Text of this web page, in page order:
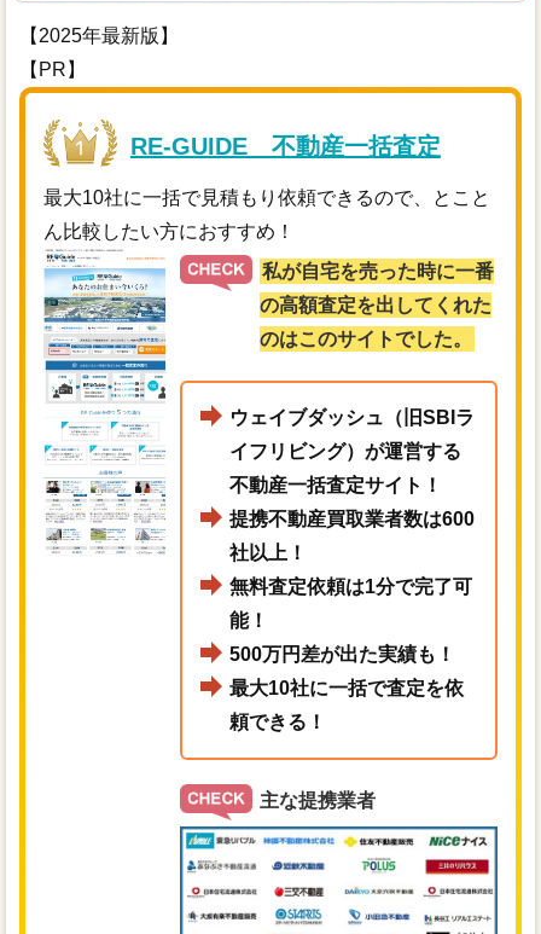
【2025年最新版】
【PR】
RE-GUIDE 不動産一括査定
最大10社に一括で見積もり依頼できるので、とこと
ん比較したい方におすすめ！
私が自宅を売った時に一番
の高額査定を出してくれた
のはこのサイトでした。
ウェイブダッシュ（旧SBIラ
イフリビング）が運営する
不動産一括査定サイト！
提携不動産買取業者数は600
社以上！
無料査定依頼は1分で完了可
能！
500万円差が出た実績も！
最大10社に一括で査定を依
頼できる！
主な提携業者